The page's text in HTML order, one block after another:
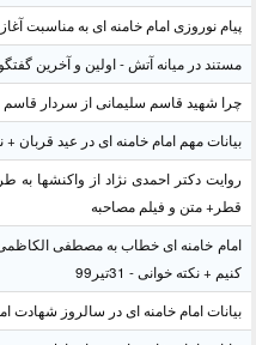
پیام نوروزی امام خامنه ای به مناسبت آغاز
مستند در میانه آتش - اولین و آخرین
چرا شهید قاسم سلیمانی از سردار
بیانات مهم امام خامنه ای در عید قربان
روایت دکتر احمدی نژاد از واکنشها
قطر+ متن و فیلم مصاحبه
امام خامنه ای خطاب به مصطفی
کنیم + نکته خوانی - 31تیر99
بیانات امام خامنه ای در سالروز شهادت امام جواد